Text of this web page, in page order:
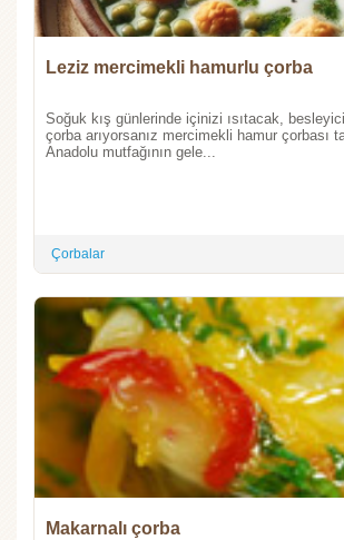
Leziz mercimekli hamurlu çorba
Soğuk kış günlerinde içinizi ısıtacak,
çorba arıyorsanız mercimekli hamur çorbası
Anadolu mutfağının gele...
Çorbalar
Makarnalı çorba